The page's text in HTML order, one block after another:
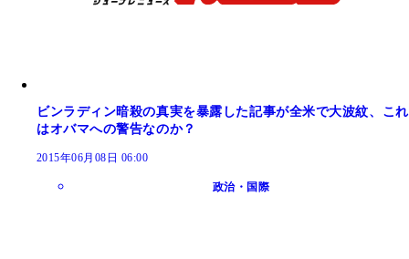
ビンラディン暗殺の真実を暴露した記事が全米で大波紋、これ
はオバマへの警告なのか？
2015年06月08日 06:00
政治・国際